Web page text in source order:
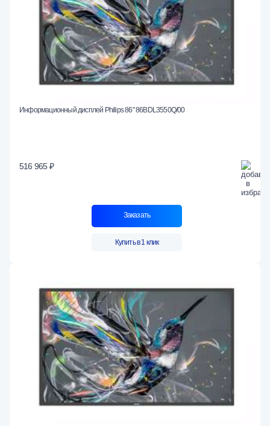
Информационный дисплей Philips 86" 86BDL3550Q/00
516 965 ₽
Заказать
Купить в 1 клик